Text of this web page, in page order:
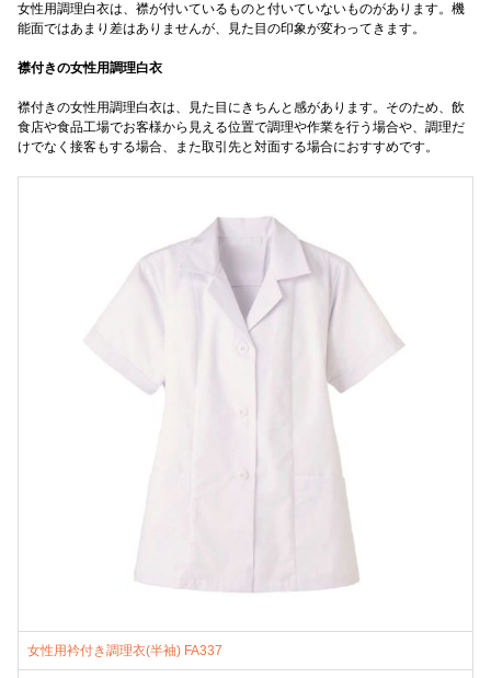
女性用調理白衣は、襟が付いているものと付いていないものがあります。機
能面ではあまり差はありませんが、見た目の印象が変わってきます。
襟付きの女性用調理白衣
襟付きの女性用調理白衣は、見た目にきちんと感があります。そのため、飲
食店や食品工場でお客様から見える位置で調理や作業を行う場合や、調理だ
けでなく接客もする場合、また取引先と対面する場合におすすめです。
女性用衿付き調理衣(半袖) FA337